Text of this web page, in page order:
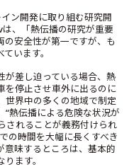
ン開発に取り組む研究開
、「熱伝播の研究が重要
の安全性が第一ですが、も
います。
が差し迫っている場合、熱
を停止させ車外に出るのに
世界中の多くの地域で制定
“熱伝播による危険な状況が
されることが義務付けられ
の時間を大幅に長くすべき
意味するところは、基本的
ます。